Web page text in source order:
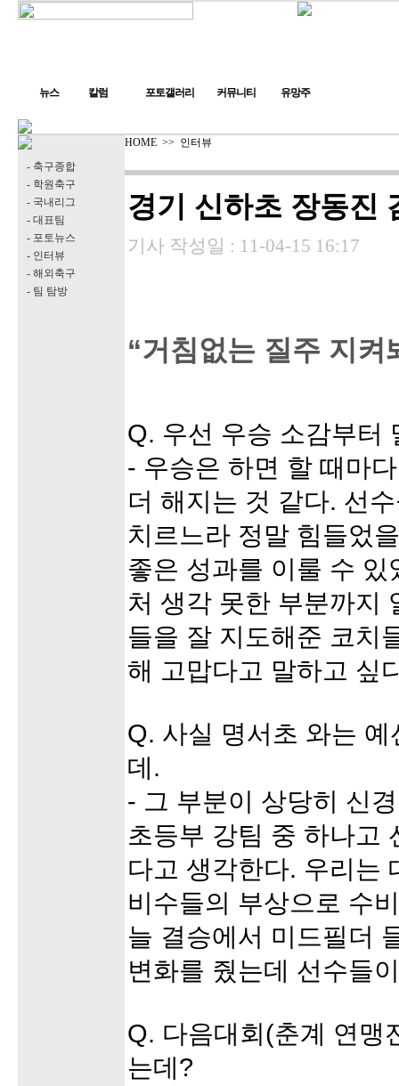
뉴스 칼럼 포토갤러리 커뮤니티 유망주
- 축구종합
- 학원축구
- 국내리그
- 대표팀
- 포토뉴스
- 인터뷰
- 해외축구
- 팀 탐방
HOME >> 인터뷰
경기 신하초 장동진
기사 작성일 : 11-04-15 16:17
“거침없는 질주 지켜
Q. 우선 우승 소감부터
- 우승은 하면 할 때마
더 해지는 것 같다. 선
치르느라 정말 힘들었
좋은 성과를 이룰 수
처 생각 못한 부분까지
들을 잘 지도해준 코치
해 고맙다고 말하고 싶
Q. 사실 명서초 와는
데.
- 그 부분이 상당히 신
초등부 강팀 중 하나고
다고 생각한다. 우리는
비수들의 부상으로 수
늘 결승에서 미드필더
변화를 줬는데 선수들
Q. 다음대회(춘계 연맹
는데?